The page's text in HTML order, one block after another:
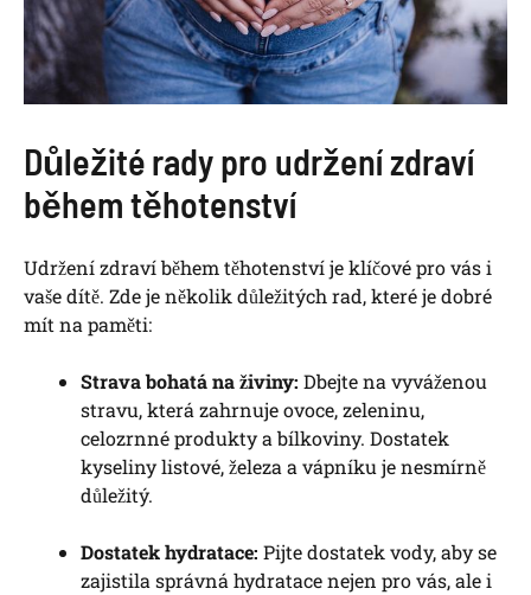
Důležité rady pro udržení zdraví
během těhotenství
Udržení zdraví během těhotenství je klíčové pro vás i
vaše dítě. Zde je několik důležitých rad, které je dobré
mít na paměti:
Strava bohatá na živiny: Dbejte na vyváženou
stravu, která zahrnuje ovoce, zeleninu,
celozrnné produkty a bílkoviny. Dostatek
kyseliny listové, železa a vápníku je nesmírně
důležitý.
Dostatek hydratace: Pijte dostatek vody, aby se
zajistila správná hydratace nejen pro vás, ale i